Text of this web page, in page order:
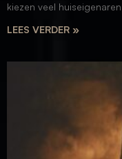
kiezen veel
LEES VERDER »